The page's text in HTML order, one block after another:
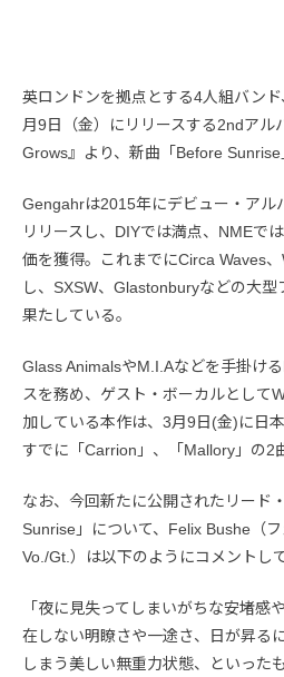
英ロンドンを拠点とする4人組バン
月9日（金）にリリースする2ndアル
Grows』より、新曲「Before Sunrise
Gengahrは2015年にデビュー・アル
リリースし、DIYでは満点、NMEで
価を獲得。これまでにCirca Waves
し、SXSW、Glastonburyなどの大型
果たしている。
Glass AnimalsやM.I.Aなどを手掛け
スを務め、ゲスト・ボーカルとして
加している本作は、3月9日(金)に日
すでに「Carrion」、「Mallory」の2
なお、今回新たに公開されたリード
Sunrise」について、Felix Bushe（
Vo./Gt.）は以下のようにコメントし
「夜に見失ってしまいがちな安堵感
在しない明瞭さや一途さ、日が昇る
しまう美しい無重力状態、といった